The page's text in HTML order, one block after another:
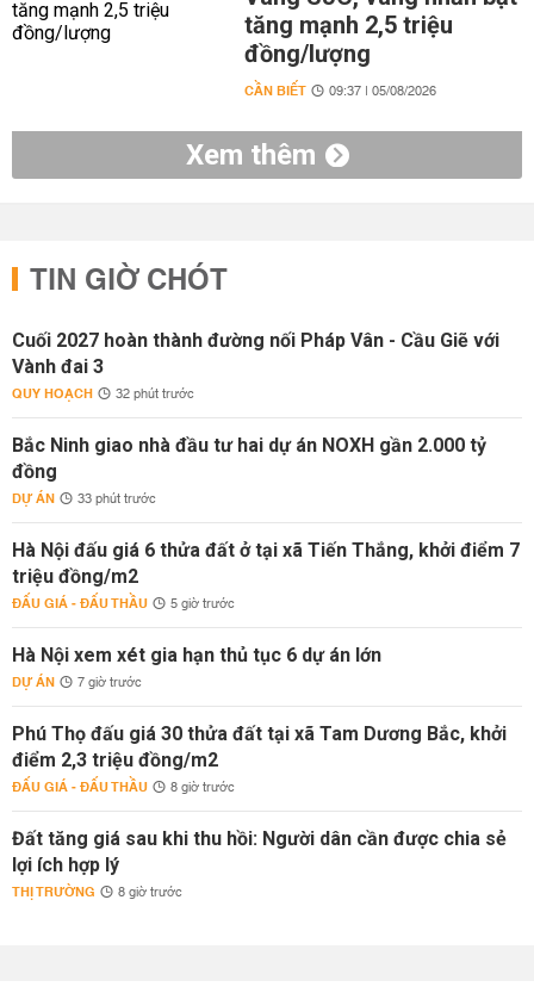
tăng mạnh 2,5 triệu
đồng/lượng
CẦN BIẾT 09:37 | 05/08/2026
Xem thêm
TIN GIỜ CHÓT
Cuối 2027 hoàn thành đường nối Pháp Vân - Cầu Giẽ với
Vành đai 3
QUY HOẠCH 32 phút trước
Bắc Ninh giao nhà đầu tư hai dự án NOXH gần 2.000 tỷ
đồng
DỰ ÁN 33 phút trước
Hà Nội đấu giá 6 thửa đất ở tại xã Tiến Thắng, khởi điểm 7
triệu đồng/m2
ĐẤU GIÁ - ĐẤU THẦU 5 giờ trước
Hà Nội xem xét gia hạn thủ tục 6 dự án lớn
DỰ ÁN 7 giờ trước
Phú Thọ đấu giá 30 thửa đất tại xã Tam Dương Bắc, khởi
điểm 2,3 triệu đồng/m2
ĐẤU GIÁ - ĐẤU THẦU 8 giờ trước
Đất tăng giá sau khi thu hồi: Người dân cần được chia sẻ
lợi ích hợp lý
THỊ TRƯỜNG 8 giờ trước